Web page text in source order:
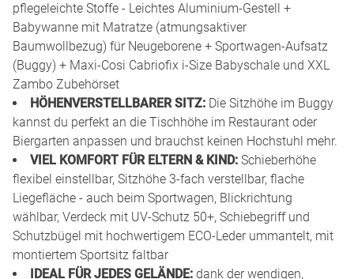
pflegeleichte Stoffe - Leichtes Aluminium-Gestell +
Babywanne mit Matratze (atmungsaktiver
Baumwollbezug) für Neugeborene + Sportwagen-Aufsatz
(Buggy) + Maxi-Cosi Cabriofix i-Size Babyschale und XXL
Zambo Zubehörset
HÖHENVERSTELLBARER SITZ: Die Sitzhöhe im Buggy
kannst du perfekt an die Tischhöhe im Restaurant oder
Biergarten anpassen und brauchst keinen Hochstuhl mehr.
VIEL KOMFORT FÜR ELTERN & KIND: Schieberhöhe
flexibel einstellbar, Sitzhöhe 3-fach verstellbar, flache
Liegefläche - auch beim Sportwagen, Blickrichtung
wählbar, Verdeck mit UV-Schutz 50+, Schiebegriff und
Schutzbügel mit hochwertigem ECO-Leder ummantelt, mit
montiertem Sportsitz faltbar
IDEAL FÜR JEDES GELÄNDE: dank der wendigen,